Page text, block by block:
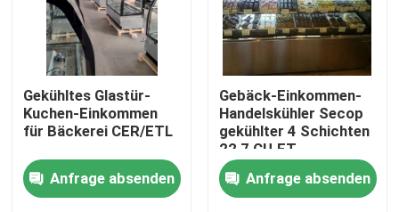
Gekühltes Glastür-
Kuchen-Einkommen
für Bäckerei CER/ETL
Anfrage absenden
Gebäck-Einkommen-
Handelskühler Secop
gekühlter 4 Schichten
22,7 CU.FT
Anfrage absenden